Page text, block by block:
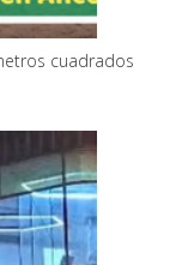
cuadrados